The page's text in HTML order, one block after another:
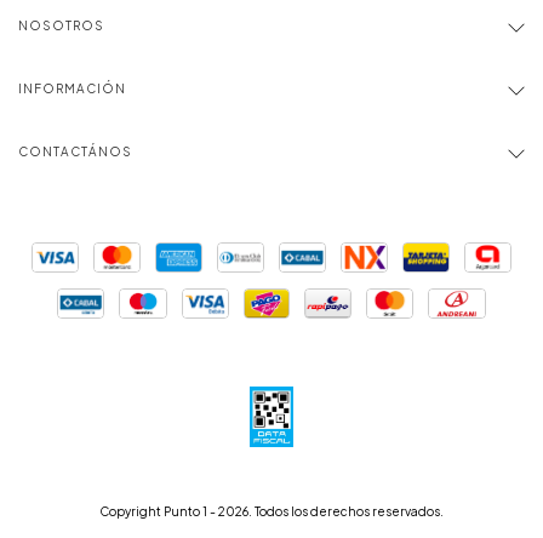
NOSOTROS
INFORMACIÓN
CONTACTÁNOS
Copyright Punto 1 - 2026. Todos los derechos reservados.